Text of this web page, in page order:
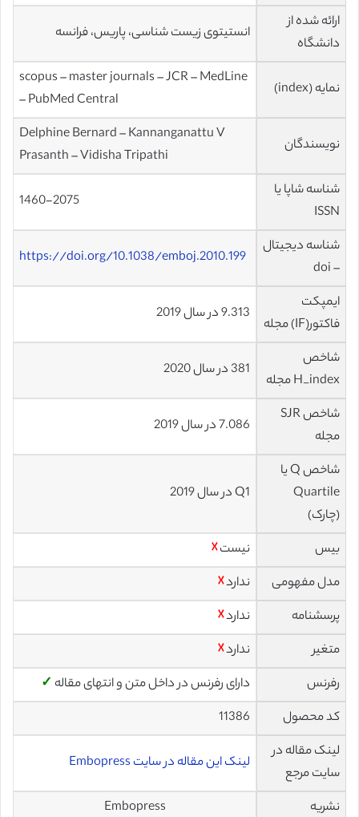
ارائه شده از
دانشگاه
انستیتوی زیست شناسی، پاریس، فرانسه
نمایه (index)
scopus – master journals – JCR – MedLine
– PubMed Central
نویسندگان
Delphine Bernard – Kannanganattu V
Prasanth – Vidisha Tripathi
شناسه شاپا یا
ISSN
1460-2075
شناسه دیجیتال
– doi
https://doi.org/10.1038/emboj.2010.199
ایمپکت
فاکتور(IF) مجله
9.313 در سال 2019
شاخص
H_index مجله
381 در سال 2020
شاخص SJR
مجله
7.086 در سال 2019
شاخص Q یا
Quartile
(چارک)
Q1 در سال 2019
بیس نیست☓
مدل مفهومی
ندارد☓
پرسشنامه
ندارد☓
متغیر
ندارد☓
رفرنس
دارای رفرنس در داخل متن و انتهای مقاله ✓
کد محصول
11386
لینک مقاله در
سایت مرجع
لینک این مقاله در سایت Embopress
نشریه Embopress